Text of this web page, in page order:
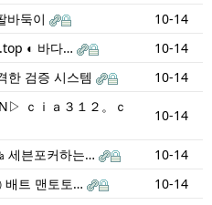
바둑이
10-14
◐ 바다…
10-14
한 검증 시스템
10-14
ｃｉａ３１２。ｃ
10-14
세븐포커하는…
10-14
배트 맨토토…
10-14